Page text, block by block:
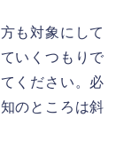
も対象にして
いくつもりで
ください。必
のところは斜